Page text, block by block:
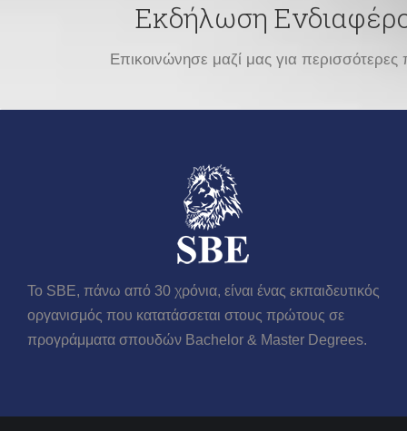
Εκδήλωση
Επικοινώνησε μαζί μας για περισσότερες
Το SBE, πάνω από 30 χρόνια, είναι ένας εκπαιδευτικός
οργανισμός που κατατάσσεται στους πρώτους σε
προγράμματα σπουδών Βachelor & Master Degrees.